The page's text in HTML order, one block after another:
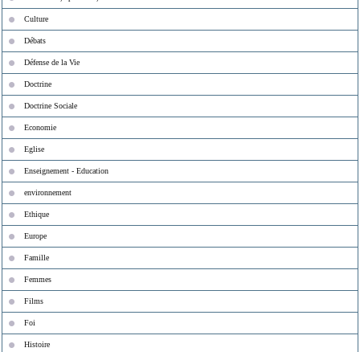
Culture
Débats
Défense de la Vie
Doctrine
Doctrine Sociale
Economie
Eglise
Enseignement - Education
environnement
Ethique
Europe
Famille
Femmes
Films
Foi
Histoire